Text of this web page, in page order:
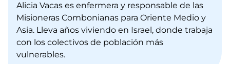
Alicia Vacas es enfermera y responsable de las
Misioneras Combonianas para Oriente Medio y
Asia. Lleva años viviendo en Israel, donde trabaja
con los colectivos de población más
vulnerables.